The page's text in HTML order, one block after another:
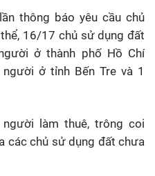
thông báo yêu cầu chủ
16/17 chủ sử dụng đất
ở thành phố Hồ Chí
ở tỉnh Bến Tre và 1
làm thuê, trông coi
các chủ sử dụng đất chưa